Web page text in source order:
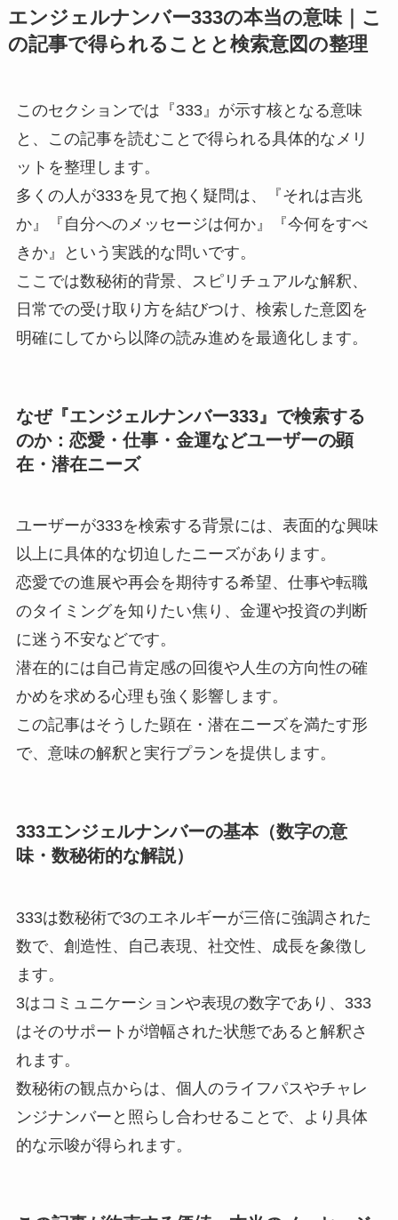
エンジェルナンバー333の本当の意味｜こ
の記事で得られることと検索意図の整理
このセクションでは『333』が示す核となる意味
と、この記事を読むことで得られる具体的なメリ
ットを整理します。
多くの人が333を見て抱く疑問は、『それは吉兆
か』『自分へのメッセージは何か』『今何をすべ
きか』という実践的な問いです。
ここでは数秘術的背景、スピリチュアルな解釈、
日常での受け取り方を結びつけ、検索した意図を
明確にしてから以降の読み進めを最適化します。
なぜ『エンジェルナンバー333』で検索する
のか：恋愛・仕事・金運などユーザーの顕
在・潜在ニーズ
ユーザーが333を検索する背景には、表面的な興味
以上に具体的な切迫したニーズがあります。
恋愛での進展や再会を期待する希望、仕事や転職
のタイミングを知りたい焦り、金運や投資の判断
に迷う不安などです。
潜在的には自己肯定感の回復や人生の方向性の確
かめを求める心理も強く影響します。
この記事はそうした顕在・潜在ニーズを満たす形
で、意味の解釈と実行プランを提供します。
333エンジェルナンバーの基本（数字の意
味・数秘術的な解説）
333は数秘術で3のエネルギーが三倍に強調された
数で、創造性、自己表現、社交性、成長を象徴し
ます。
3はコミュニケーションや表現の数字であり、333
はそのサポートが増幅された状態であると解釈さ
れます。
数秘術の観点からは、個人のライフパスやチャレ
ンジナンバーと照らし合わせることで、より具体
的な示唆が得られます。